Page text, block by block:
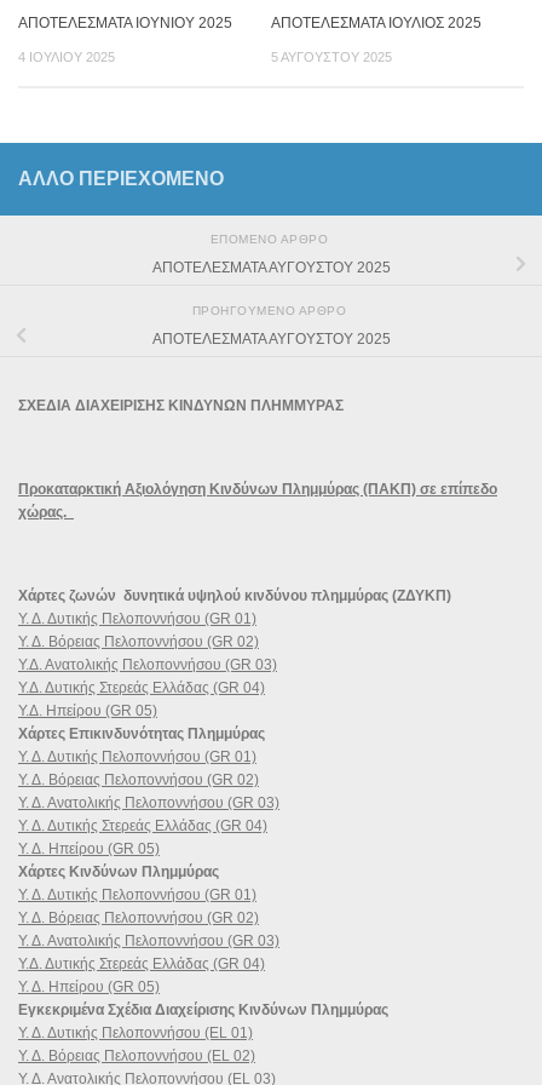
ΑΠΟΤΕΛΕΣΜΑΤΑ ΙΟΥΝΙΟΥ 2025
4 ΙΟΥΛΊΟΥ 2025
ΑΠΟΤΕΛΕΣΜΑΤΑ ΙΟΥΛΙΟΣ 2025
5 ΑΥΓΟΎΣΤΟΥ 2025
ΆΛΛΟ ΠΕΡΙΕΧΟΜΕΝΟ
ΕΠΌΜΕΝΟ ΆΡΘΡΟ
ΑΠΟΤΕΛΕΣΜΑΤΑ ΑΥΓΟΥΣΤΟΥ 2025
ΠΡΟΗΓΟΎΜΕΝΟ ΆΡΘΡΟ
ΑΠΟΤΕΛΕΣΜΑΤΑ ΑΥΓΟΥΣΤΟΥ 2025
ΣΧΕΔΙΑ ΔΙΑΧΕΙΡΙΣΗΣ ΚΙΝΔΥΝΩΝ ΠΛΗΜΜΥΡΑΣ
Προκαταρκτική Αξιολόγηση Κινδύνων Πλημμύρας (ΠΑΚΠ) σε επίπεδο
χώρας.
Χάρτες ζωνών δυνητικά υψηλού κινδύνου πλημμύρας (ΖΔΥΚΠ)
Υ. Δ. Δυτικής Πελοποννήσου (GR 01)
Υ. Δ. Βόρειας Πελοποννήσου (GR 02)
Υ.Δ. Ανατολικής Πελοποννήσου (GR 03)
Υ.Δ. Δυτικής Στερεάς Ελλάδας (GR 04)
Υ.Δ. Ηπείρου (GR 05)
Χάρτες Επικινδυνότητας Πλημμύρας
Υ. Δ. Δυτικής Πελοποννήσου (GR 01)
Υ. Δ. Βόρειας Πελοποννήσου (GR 02)
Υ. Δ. Ανατολικής Πελοποννήσου (GR 03)
Υ. Δ. Δυτικής Στερεάς Ελλάδας (GR 04)
Υ. Δ. Ηπείρου (GR 05)
Χάρτες Κινδύνων Πλημμύρας
Υ. Δ. Δυτικής Πελοποννήσου (GR 01)
Υ. Δ. Βόρειας Πελοποννήσου (GR 02)
Υ. Δ. Ανατολικής Πελοποννήσου (GR 03)
Υ.Δ. Δυτικής Στερεάς Ελλάδας (GR 04)
Υ. Δ. Ηπείρου (GR 05)
Εγκεκριμένα Σχέδια Διαχείρισης Κινδύνων Πλημμύρας
Υ. Δ. Δυτικής Πελοποννήσου (EL 01)
Υ. Δ. Βόρειας Πελοποννήσου (EL 02)
Υ. Δ. Ανατολικής Πελοποννήσου (EL 03)